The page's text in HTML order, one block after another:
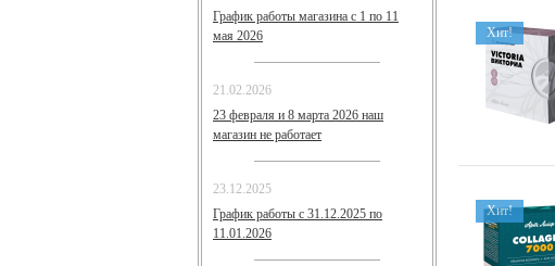
График работы магазина с 1 по 11
мая 2026
21.02.2026
23 февраля и 8 марта 2026 наш
магазин не работает
23.12.2025
График работы с 31.12.2025 по
11.01.2026
Хит!
Хит!